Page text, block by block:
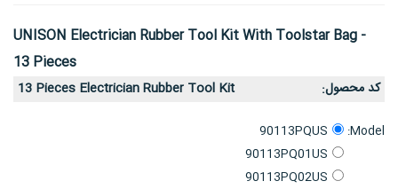
UNISON Electrician Rubber Tool Kit With Toolstar Bag -
13 Pieces
کد محصول:
13 Pieces Electrician Rubber Tool Kit
Model:
90113PQUS
90113PQ01US
90113PQ02US